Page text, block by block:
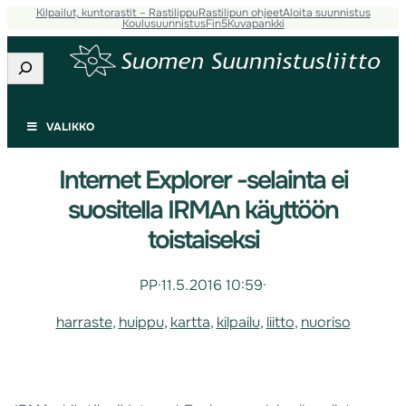
Kilpailut, kuntorastit – RastilippuRastilipun ohjeetAloita suunnistus
KoulusuunnistusFin5Kuvapankki
Etsi
VALIKKO
Internet Explorer -selainta ei
suositella IRMAn käyttöön
toistaiseksi
PP·11.5.2016 10:59·
harraste, huippu, kartta, kilpailu, liitto, nuoriso